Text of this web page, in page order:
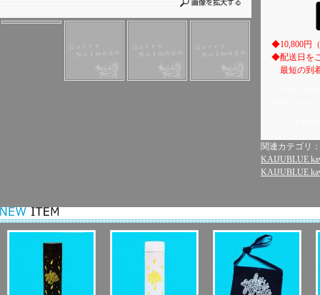
◆10,800円
◆配送日を
最短の到
関連カテゴリ：
KAIJUBLUE
KAIJUBLUE